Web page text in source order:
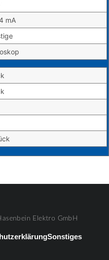
mA
Elektro GmbH
Sonstiges